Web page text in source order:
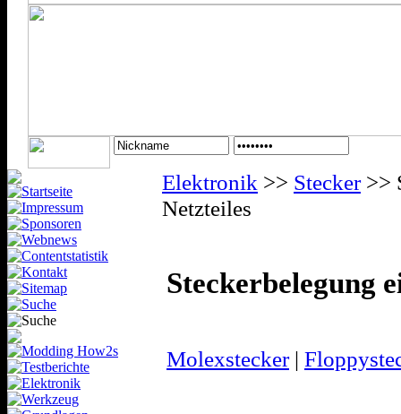
Elektronik >> Stecker>>
Netzteiles
Steckerbelegung
Molexstecker |